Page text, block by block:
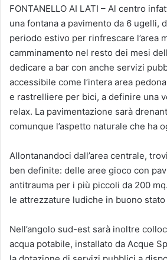
FONTANELLO AI LATI – Al centro
una fontana a pavimento da 6 ugelli,
periodo estivo per rinfrescare l’area
camminamento nel resto dei mesi
dedicare a bar con anche servizi
accessibile come l’intera area
e rastrelliere per bici, a definire una
relax. La pavimentazione sarà
comunque l’aspetto naturale che ha
Allontanandoci dall’area centrale,
ben definite: delle aree gioco con
antitrauma per i più piccoli da 200
le attrezzature ludiche in buono
Nell’angolo sud-est sarà inoltre
acqua potabile, installato da Acque